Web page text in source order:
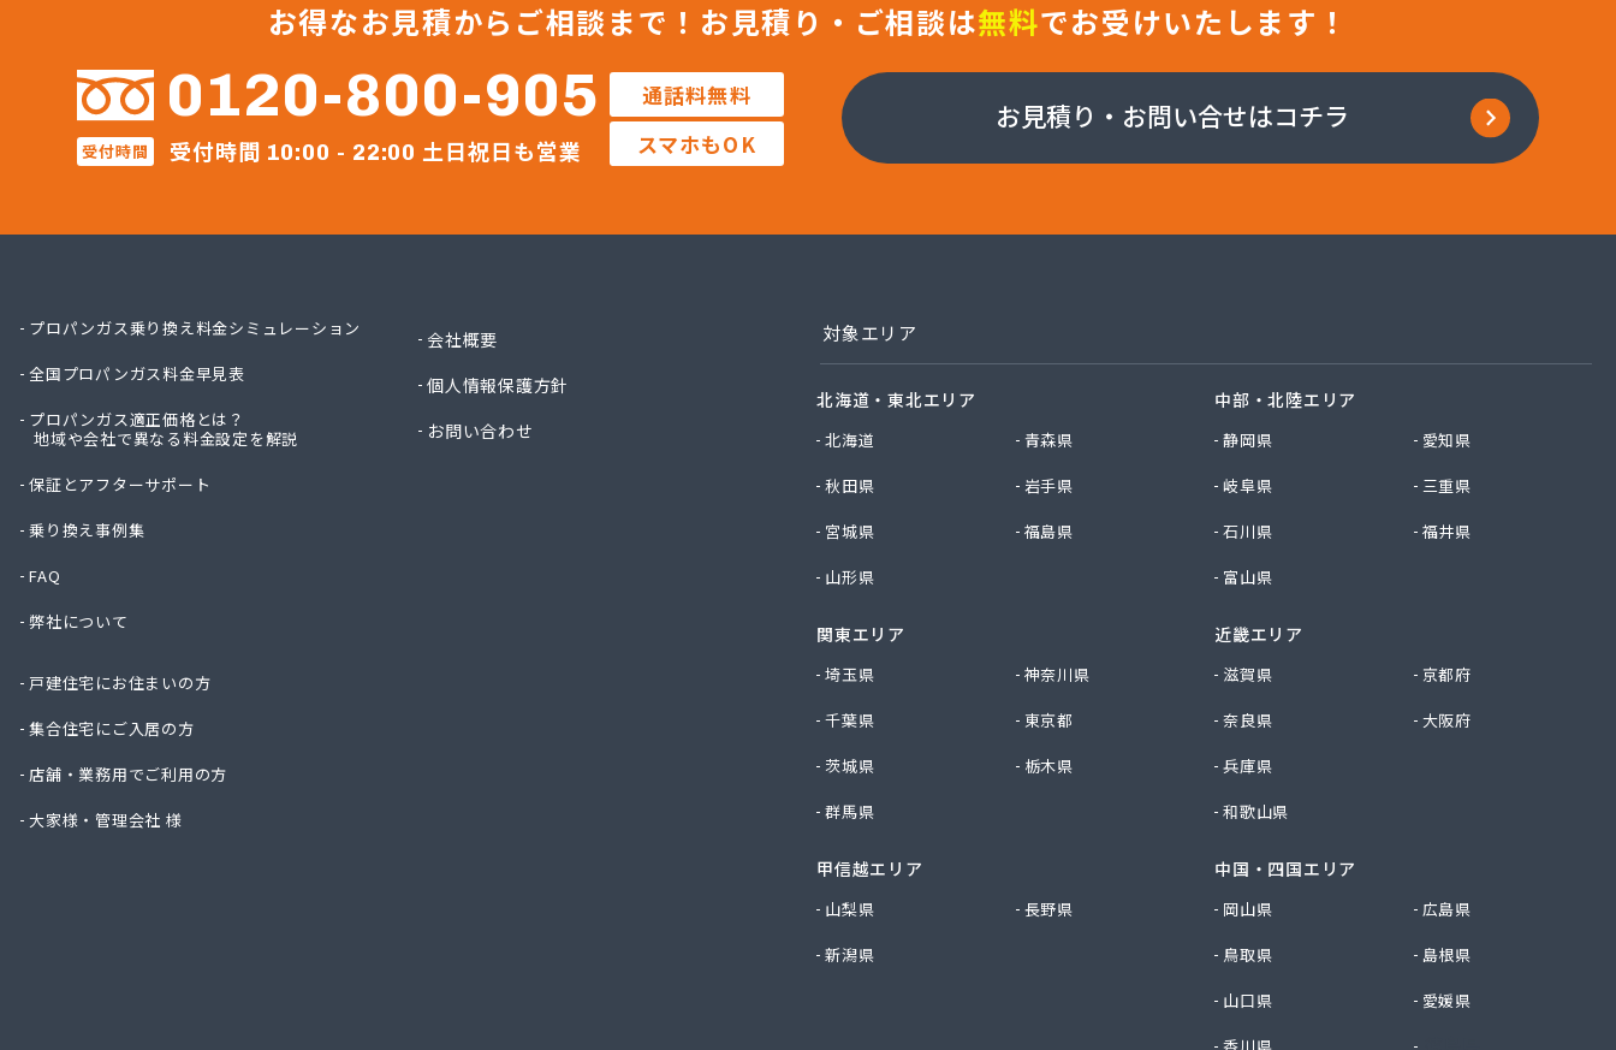
マルヰガス南岡山株式会社/
マルヰガス南岡山株式会社 児島支店/
ヤスカワガス灯油センター/
ライフォス株式会社 プロパン部/
ライフォス株式会社 東岡山工場/
伊丹産業株式会社/
伊藤忠エネクスホームライフ西日本株式会社 岡山支店・岡山営業所/
伊藤忠エネクスホームライフ西日本株式会社 倉敷営業所/
井原エルピーガス株式会社/
岡山県児島エルピーガス保安事業協同組合/
お得なお見積からご相談まで！ お見積り・ご相談は無料でお受けいたします！
0120-800-905
受付時間 受付時間 10:00 - 22:00 土日祝日も営業
通話料無料
スマホもOK
お見積り・お問い合せはコチラ
プロパンガス乗り換え料金シミュレーション
全国プロパンガス料金早見表
プロパンガス適正価格とは？
地域や会社で異なる料金設定を解説
保証とアフターサポート
乗り換え事例集
FAQ
弊社について
戸建住宅にお住まいの方
集合住宅にご入居の方
店舗・業務用でご利用の方
大家様・管理会社 様
会社概要
個人情報保護方針
お問い合わせ
対象エリア
北海道・東北エリア
北海道
青森県
秋田県
岩手県
宮城県
福島県
山形県
関東エリア
埼玉県
神奈川県
千葉県
東京都
茨城県
栃木県
群馬県
甲信越エリア
山梨県
長野県
新潟県
中部・北陸エリア
静岡県
愛知県
岐阜県
三重県
石川県
福井県
富山県
近畿エリア
滋賀県
京都府
奈良県
大阪府
兵庫県
和歌山県
中国・四国エリア
岡山県
広島県
鳥取県
島根県
山口県
愛媛県